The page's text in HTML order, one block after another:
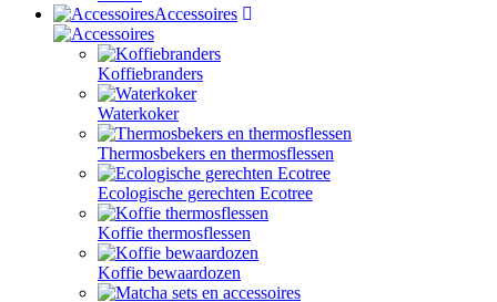
Accessoires
Koffiebranders
Waterkoker
Thermosbekers en thermosflessen
Ecologische gerechten Ecotree
Koffie thermosflessen
Koffie bewaardozen